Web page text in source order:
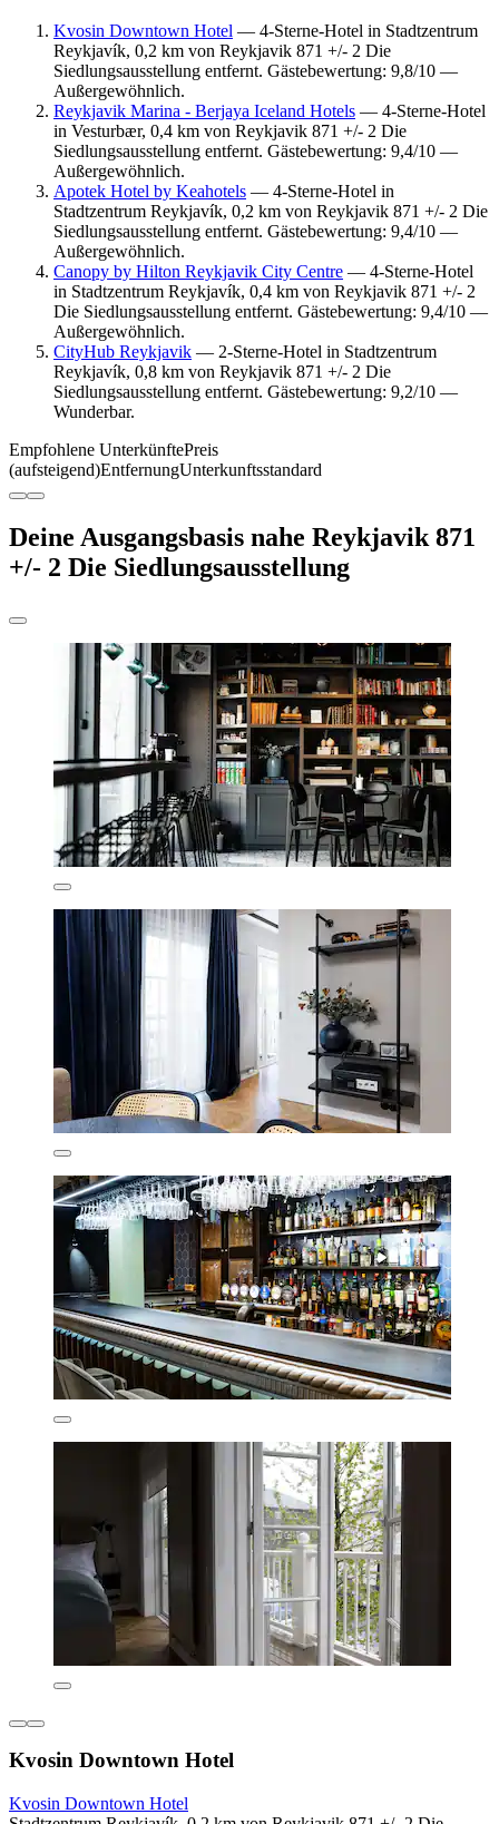
Kvosin Downtown Hotel — 4-Sterne-Hotel in Stadtzentrum
Reykjavík, 0,2 km von Reykjavik 871 +/- 2 Die
Siedlungsausstellung entfernt. Gästebewertung: 9,8/10 —
Außergewöhnlich.
Reykjavik Marina - Berjaya Iceland Hotels — 4-Sterne-Hotel
in Vesturbær, 0,4 km von Reykjavik 871 +/- 2 Die
Siedlungsausstellung entfernt. Gästebewertung: 9,4/10 —
Außergewöhnlich.
Apotek Hotel by Keahotels — 4-Sterne-Hotel in
Stadtzentrum Reykjavík, 0,2 km von Reykjavik 871 +/- 2 Die
Siedlungsausstellung entfernt. Gästebewertung: 9,4/10 —
Außergewöhnlich.
Canopy by Hilton Reykjavik City Centre — 4-Sterne-Hotel
in Stadtzentrum Reykjavík, 0,4 km von Reykjavik 871 +/- 2
Die Siedlungsausstellung entfernt. Gästebewertung: 9,4/10 —
Außergewöhnlich.
CityHub Reykjavik — 2-Sterne-Hotel in Stadtzentrum
Reykjavík, 0,8 km von Reykjavik 871 +/- 2 Die
Siedlungsausstellung entfernt. Gästebewertung: 9,2/10 —
Wunderbar.
Empfohlene UnterkünftePreis
(aufsteigend)EntfernungUnterkunftsstandard
Deine Ausgangsbasis nahe Reykjavik 871
+/- 2 Die Siedlungsausstellung
Kvosin Downtown Hotel
Kvosin Downtown Hotel